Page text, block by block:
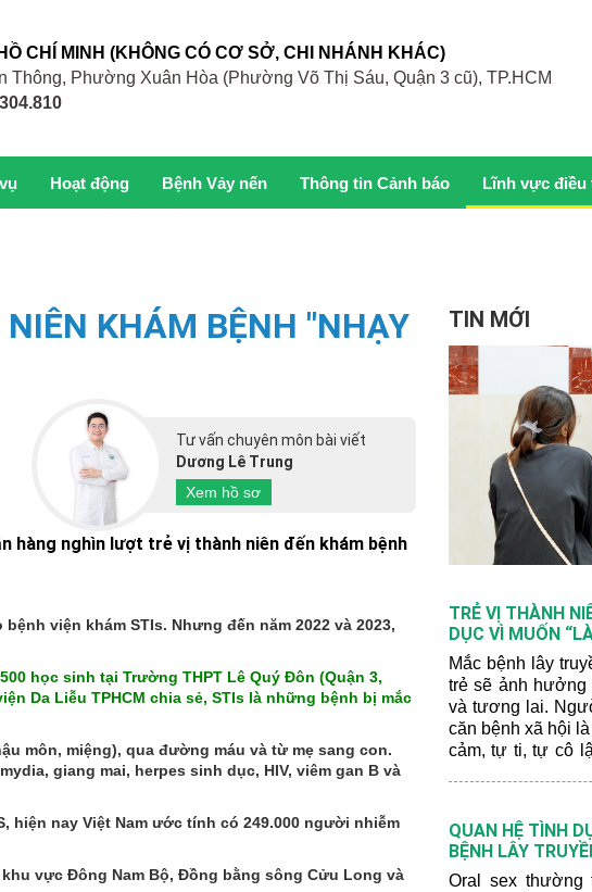
CHÍ MINH (KHÔNG CÓ CƠ SỞ, CHI NHÁNH KHÁC)
Phường Xuân Hòa (Phường Võ Thị Sáu, Quận 3 cũ), TP.HCM
Hoạt động Bệnh Vảy nến Thông tin Cảnh báo Lĩnh vực điều
KHÁM BỆNH "NHẠY
Tư vấn chuyên môn bài viết
Dương Lê Trung
Xem hồ sơ
hàng nghìn lượt trẻ vị thành niên đến khám bệnh
viện khám STIs. Nhưng đến năm 2022 và 2023,
học sinh tại Trường THPT Lê Quý Đôn (Quận 3,
Da Liễu TPHCM chia sẻ, STIs là những bệnh bị mắc
môn, miệng), qua đường máu và từ mẹ sang con.
giang mai, herpes sinh dục, HIV, viêm gan B và
hiện nay Việt Nam ước tính có 249.000 người nhiễm
vực Đông Nam Bộ, Đồng bằng sông Cửu Long và
TIN MỚI
TRẺ VỊ THÀNH
DỤC VÌ MUỐN
Mắc bệnh lây
trẻ sẽ ảnh
và tương lai.
căn bệnh xã hội
cảm, tự ti, tự cô
quan hệ tình
cho bạn tình, lo
bị nhiễm bệnh.
QUAN HỆ TÌNH
BỆNH LÂY
Oral sex